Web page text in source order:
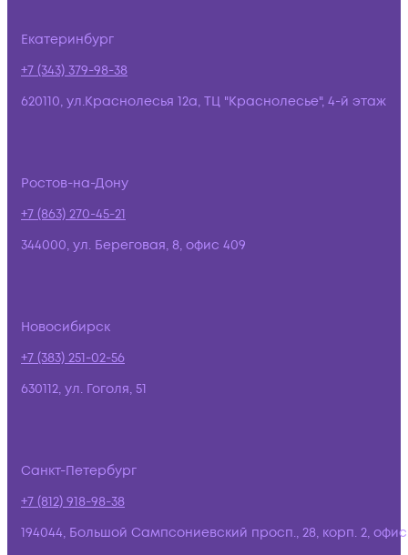
Екатеринбург
+7 (343) 379-98-38
620110, ул.Краснолесья 12а, ТЦ "Краснолесье", 4-й этаж
Ростов-на-Дону
+7 (863) 270-45-21
344000, ул. Береговая, 8, офис 409
Новосибирск
+7 (383) 251-02-56
630112, ул. Гоголя, 51
Санкт-Петербург
+7 (812) 918-98-38
194044, Большой Сампсониевский просп., 28, корп. 2,